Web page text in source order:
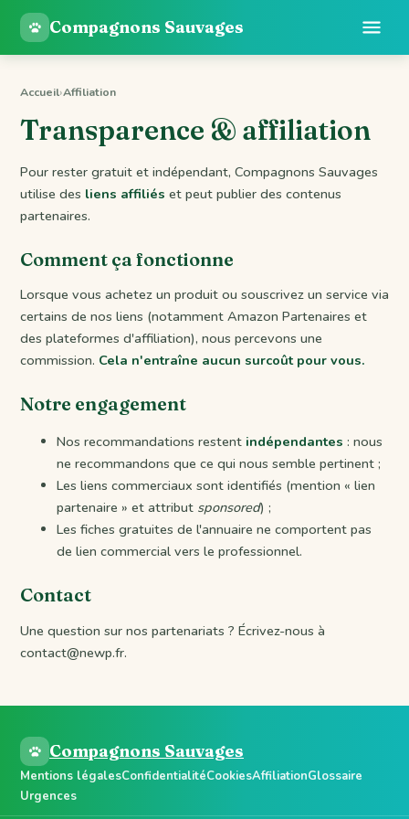
Compagnons Sauvages
Accueil›Affiliation
Transparence & affiliation
Pour rester gratuit et indépendant, Compagnons Sauvages
utilise des liens affiliés et peut publier des contenus
partenaires.
Comment ça fonctionne
Lorsque vous achetez un produit ou souscrivez un service via
certains de nos liens (notamment Amazon Partenaires et
des plateformes d'affiliation), nous percevons une
commission. Cela n'entraîne aucun surcoût pour vous.
Notre engagement
Nos recommandations restent indépendantes : nous
ne recommandons que ce qui nous semble pertinent ;
Les liens commerciaux sont identifiés (mention « lien
partenaire » et attribut sponsored) ;
Les fiches gratuites de l'annuaire ne comportent pas
de lien commercial vers le professionnel.
Contact
Une question sur nos partenariats ? Écrivez-nous à
contact@newp.fr.
Compagnons Sauvages
Mentions légalesConfidentialitéCookiesAffiliationGlossaire
Urgences